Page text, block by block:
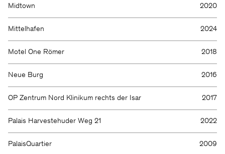
Midtown 2020
Mittelhafen 2024
Motel One Römer 2018
Neue Burg 2016
OP Zentrum Nord Klinikum rechts der Isar 2017
Palais Harvestehuder Weg 21 2022
PalaisQuartier 2009